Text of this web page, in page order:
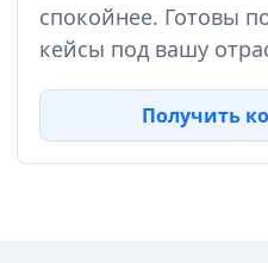
спокойнее. Готовы
кейсы под вашу
Получить